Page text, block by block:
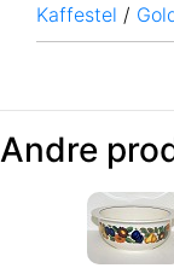
Kaffestel /
Andre